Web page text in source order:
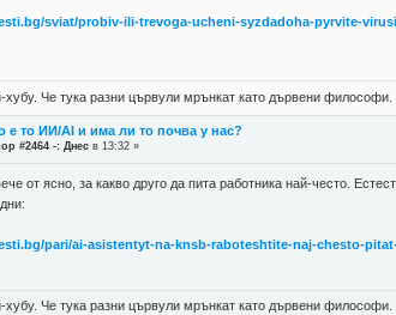
sviat/probiv-ili-trevoga-ucheni-syzdadoha-pyrvite-
хубу. Че тука разни цървули мрънкат като дървени философи.
е то ИИ/AI и има ли то почва у нас?
#2464 -: Днес в 13:32 »
от ясно, за какво друго да пита работника най-често.
pari/ai-asistentyt-na-knsb-raboteshtite-naj-chesto-
хубу. Че тука разни цървули мрънкат като дървени философи.